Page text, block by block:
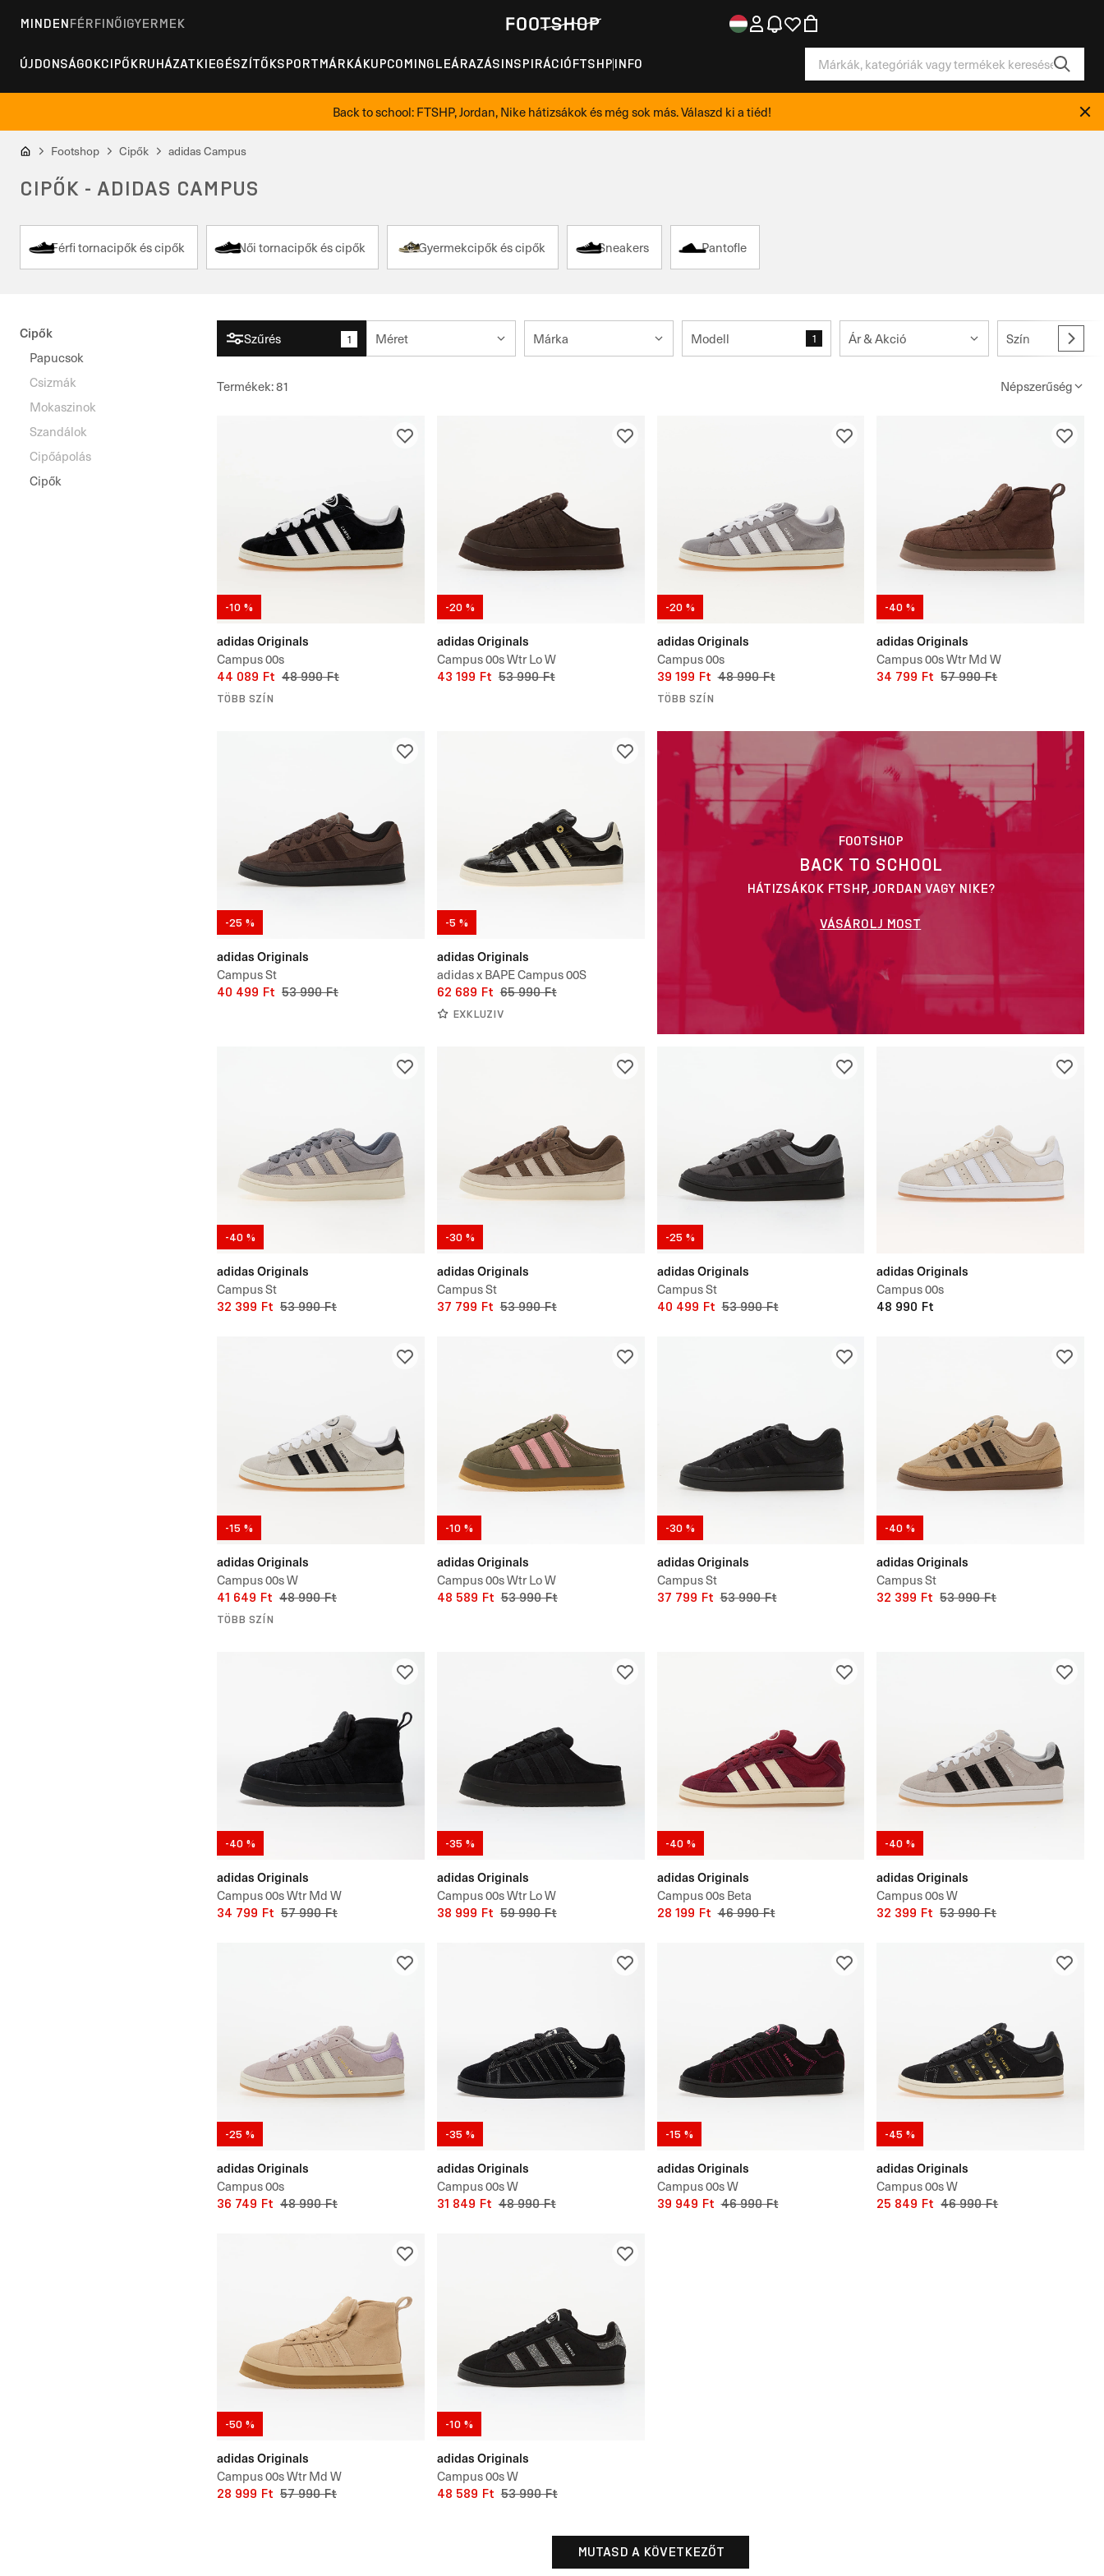
MINDENFÉRFINŐIGYERMEK
ÚJDONSÁGOKCIPŐKRUHÁZATKIEGÉSZÍTŐKSPORTMÁRKÁKUPCOMINGLEÁRAZÁSINSPIRÁCIÓFTSHP INFO
Back to school: FTSHP, Jordan, Nike hátizsákok és még sok más. Válaszd ki a tiéd!
Footshop Cipők adidas Campus
CIPŐK - ADIDAS CAMPUS
Férfi tornacipők és cipők Női tornacipők és cipők Gyermekcipők és cipők Sneakers Pantofle
Cipők
Papucsok
Csizmák
Mokaszinok
Szandálok
Cipőápolás
Cipők
Szűrés 1 Méret Márka Modell 1 Ár & Akció Szín
Termékek:81 Népszerűség
-10 %
adidas Originals
Campus 00s
44 089 Ft 48 990 Ft
TÖBB SZÍN
-20 %
adidas Originals
Campus 00s Wtr Lo W
43 199 Ft 53 990 Ft
-20 %
adidas Originals
Campus 00s
39 199 Ft 48 990 Ft
TÖBB SZÍN
-40 %
adidas Originals
Campus 00s Wtr Md W
34 799 Ft 57 990 Ft
-25 %
adidas Originals
Campus St
40 499 Ft 53 990 Ft
-5 %
adidas Originals
adidas x BAPE Campus 00S
62 689 Ft 65 990 Ft
EXKLUZIV
-40 %
adidas Originals
Campus St
32 399 Ft 53 990 Ft
-30 %
adidas Originals
Campus St
37 799 Ft 53 990 Ft
-25 %
adidas Originals
Campus St
40 499 Ft 53 990 Ft
adidas Originals
Campus 00s
48 990 Ft
-15 %
adidas Originals
Campus 00s W
41 649 Ft 48 990 Ft
TÖBB SZÍN
-10 %
adidas Originals
Campus 00s Wtr Lo W
48 589 Ft 53 990 Ft
-30 %
adidas Originals
Campus St
37 799 Ft 53 990 Ft
-40 %
adidas Originals
Campus St
32 399 Ft 53 990 Ft
-40 %
adidas Originals
Campus 00s Wtr Md W
34 799 Ft 57 990 Ft
-35 %
adidas Originals
Campus 00s Wtr Lo W
38 999 Ft 59 990 Ft
-40 %
adidas Originals
Campus 00s Beta
28 199 Ft 46 990 Ft
-40 %
adidas Originals
Campus 00s W
32 399 Ft 53 990 Ft
-25 %
adidas Originals
Campus 00s
36 749 Ft 48 990 Ft
-35 %
adidas Originals
Campus 00s W
31 849 Ft 48 990 Ft
-15 %
adidas Originals
Campus 00s W
39 949 Ft 46 990 Ft
-45 %
adidas Originals
Campus 00s W
25 849 Ft 46 990 Ft
-50 %
adidas Originals
Campus 00s Wtr Md W
28 999 Ft 57 990 Ft
-10 %
adidas Originals
Campus 00s W
48 589 Ft 53 990 Ft
FOOTSHOP
BACK TO SCHOOL
HÁTIZSÁKOK FTSHP, JORDAN VAGY NIKE?
VÁSÁROLJ MOST
MUTASD A KÖVETKEZŐT